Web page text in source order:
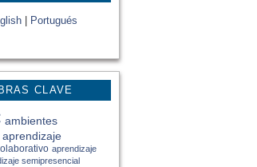
Portugués
CLAVE
ambientes
aprendizaje
semipresencial